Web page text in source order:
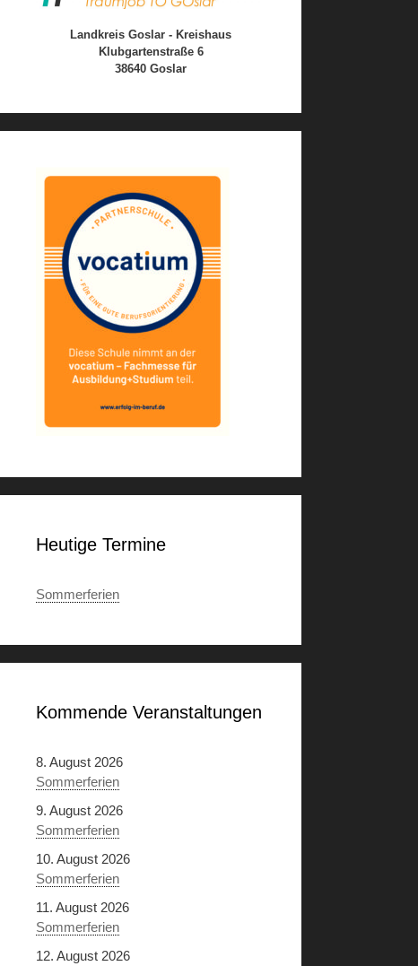
Landkreis Goslar - Kreishaus
Klubgartenstraße 6
38640 Goslar
Heutige Termine
Sommerferien
Kommende Veranstaltungen
8. August 2026
Sommerferien
9. August 2026
Sommerferien
10. August 2026
Sommerferien
11. August 2026
Sommerferien
12. August 2026